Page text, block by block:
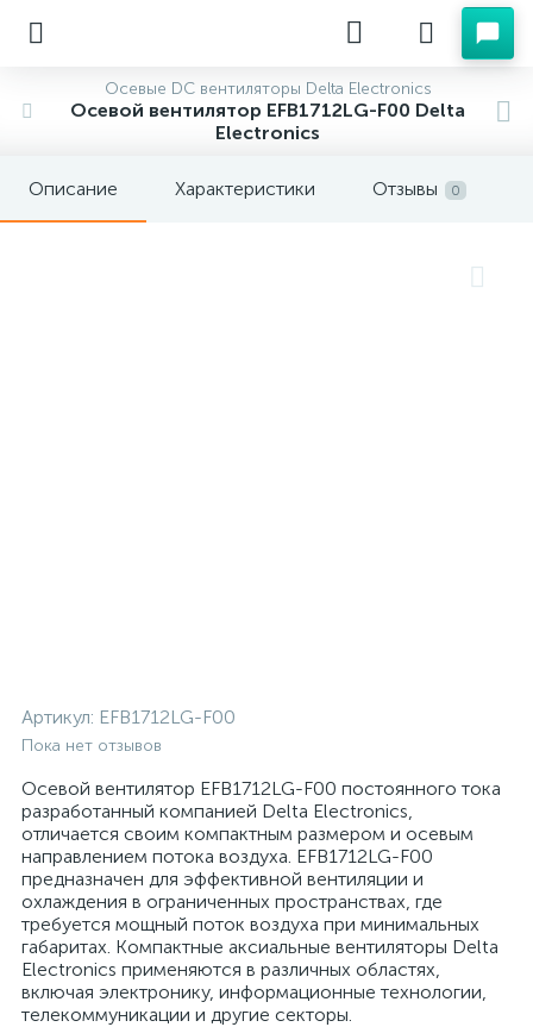
Осевые DC вентиляторы Delta Electronics
Осевой вентилятор EFB1712LG-F00 Delta
Electronics
Описание Характеристики Отзывы 0
Артикул: EFB1712LG-F00
Пока нет отзывов
Осевой вентилятор EFB1712LG-F00 постоянного тока
разработанный компанией Delta Electronics,
отличается своим компактным размером и осевым
направлением потока воздуха. EFB1712LG-F00
предназначен для эффективной вентиляции и
охлаждения в ограниченных пространствах, где
требуется мощный поток воздуха при минимальных
габаритах. Компактные аксиальные вентиляторы Delta
Electronics применяются в различных областях,
включая электронику, информационные технологии,
телекоммуникации и другие секторы.